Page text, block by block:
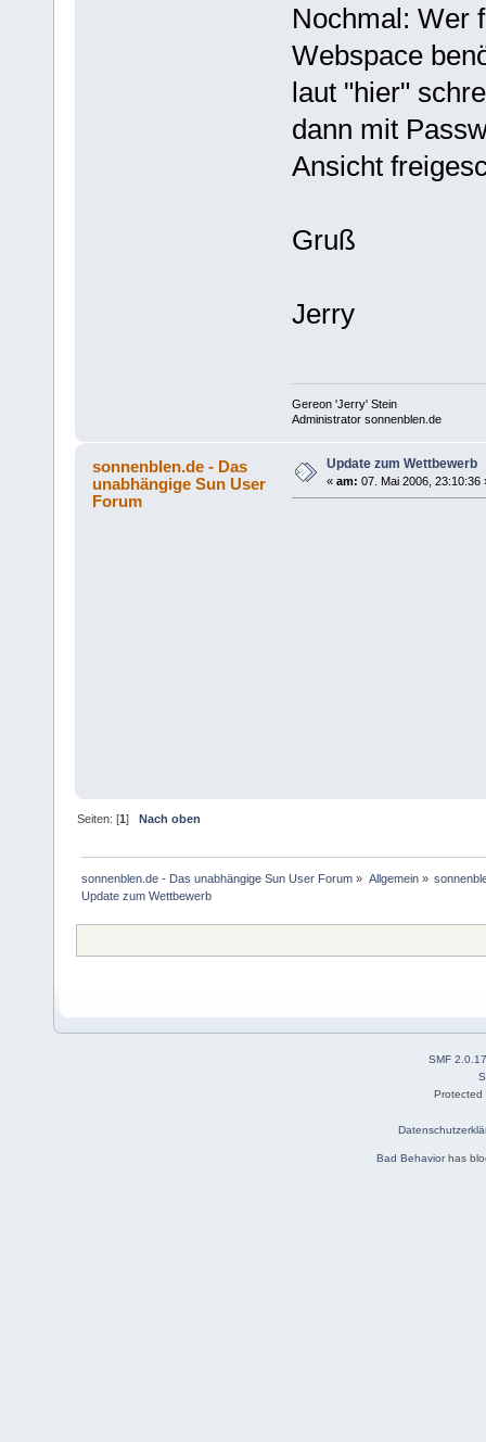
Nochmal: Wer
Webspace
laut "hier"
dann mit
Ansicht
Gruß
Jerry
Gereon 'Jerry' Stein
Administrator sonnenblen.de
sonnenblen.de - Das
unabhängige Sun User
Forum
Update zum Wettbewerb
« am: 07. Mai 2006, 23:10:36
Seiten: [1]Nach oben
sonnenblen.de - Das unabhängige Sun User Forum » Allgemein»
Update zum Wettbewerb
SMF 2.0.17
Bad Behaviorhas